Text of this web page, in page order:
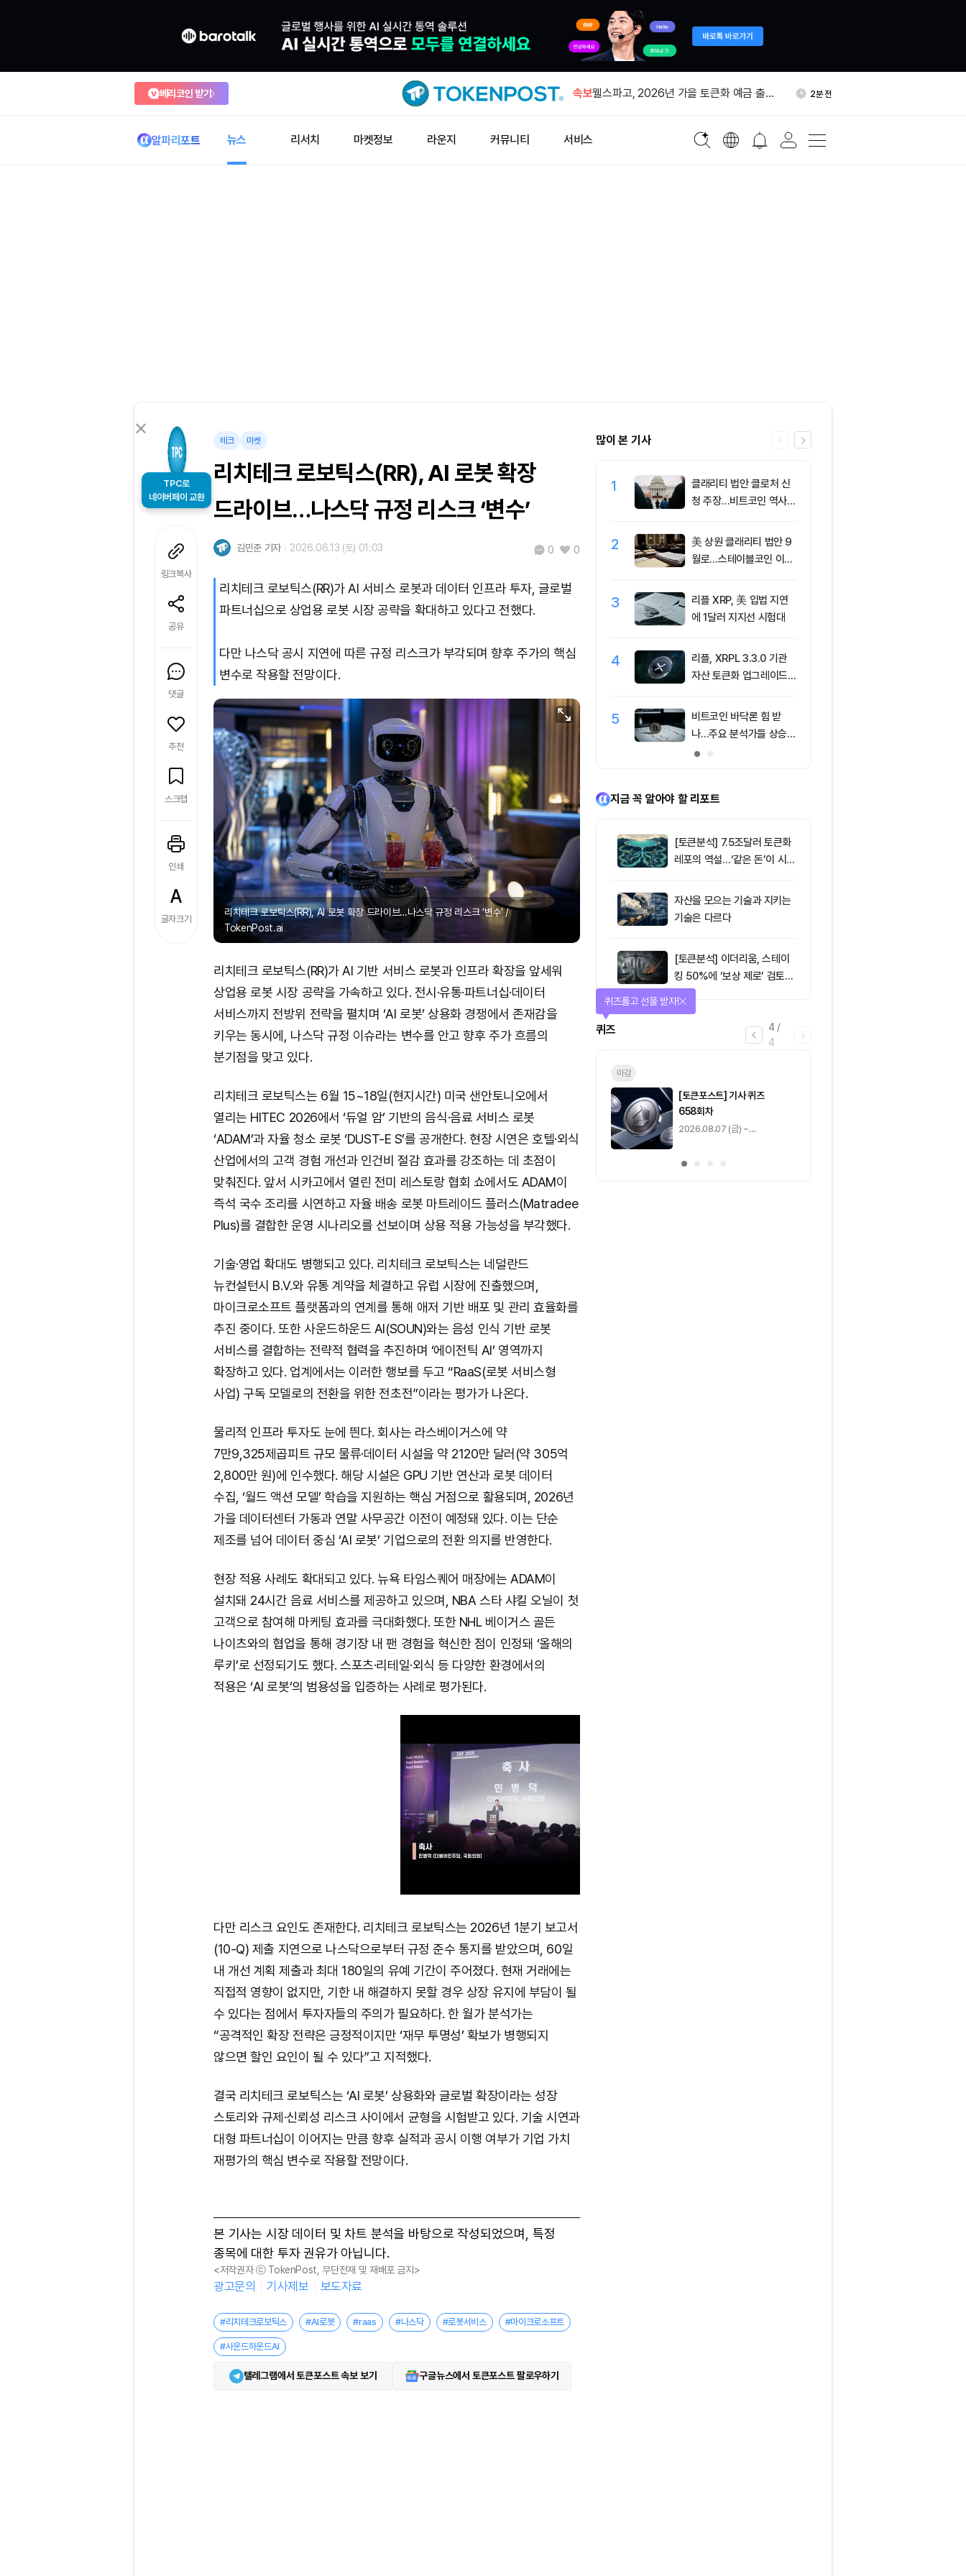
베리코인 받기 속보
하이퍼리퀴드 총 거래량 5조1100억달러
웰스파고, 2026년 가을 토큰화 예금 출시
2분 전
알파리포트 뉴스 리서치 마켓정보 라운지 커뮤니티 서비스
TPC로
네이버페이 교환
링크복사
공유
댓글
추천
스크랩
인쇄
글자크기
테크 마켓
리치테크 로보틱스(RR), AI 로봇 확장
드라이브…나스닥 규정 리스크 ‘변수’
김민준 기자 2026.06.13 (토) 01:03 0 0
리치테크 로보틱스(RR)가 AI 서비스 로봇과 데이터 인프라 투자, 글로벌
파트너십으로 상업용 로봇 시장 공략을 확대하고 있다고 전했다.
다만 나스닥 공시 지연에 따른 규정 리스크가 부각되며 향후 주가의 핵심
변수로 작용할 전망이다.
리치테크 로보틱스(RR), AI 로봇 확장 드라이브…나스닥 규정 리스크 ‘변수’ /
TokenPost.ai
리치테크 로보틱스(RR)가 AI 기반 서비스 로봇과 인프라 확장을 앞세워
상업용 로봇 시장 공략을 가속하고 있다. 전시·유통·파트너십·데이터
서비스까지 전방위 전략을 펼치며 ‘AI 로봇’ 상용화 경쟁에서 존재감을
키우는 동시에, 나스닥 규정 이슈라는 변수를 안고 향후 주가 흐름의
분기점을 맞고 있다.
리치테크 로보틱스는 6월 15~18일(현지시간) 미국 샌안토니오에서
열리는 HITEC 2026에서 ‘듀얼 암’ 기반의 음식·음료 서비스 로봇
‘ADAM’과 자율 청소 로봇 ‘DUST-E S’를 공개한다. 현장 시연은 호텔·외식
산업에서의 고객 경험 개선과 인건비 절감 효과를 강조하는 데 초점이
맞춰진다. 앞서 시카고에서 열린 전미 레스토랑 협회 쇼에서도 ADAM이
즉석 국수 조리를 시연하고 자율 배송 로봇 마트레이드 플러스(Matradee
Plus)를 결합한 운영 시나리오를 선보이며 상용 적용 가능성을 부각했다.
기술·영업 확대도 병행되고 있다. 리치테크 로보틱스는 네덜란드
뉴컨설턴시 B.V.와 유통 계약을 체결하고 유럽 시장에 진출했으며,
마이크로소프트 플랫폼과의 연계를 통해 애저 기반 배포 및 관리 효율화를
추진 중이다. 또한 사운드하운드 AI(SOUN)와는 음성 인식 기반 로봇
서비스를 결합하는 전략적 협력을 추진하며 ‘에이전틱 AI’ 영역까지
확장하고 있다. 업계에서는 이러한 행보를 두고 “RaaS(로봇 서비스형
사업) 구독 모델로의 전환을 위한 전초전”이라는 평가가 나온다.
물리적 인프라 투자도 눈에 띈다. 회사는 라스베이거스에 약
7만9,325제곱피트 규모 물류·데이터 시설을 약 2120만 달러(약 305억
2,800만 원)에 인수했다. 해당 시설은 GPU 기반 연산과 로봇 데이터
수집, ‘월드 액션 모델’ 학습을 지원하는 핵심 거점으로 활용되며, 2026년
가을 데이터센터 가동과 연말 사무공간 이전이 예정돼 있다. 이는 단순
제조를 넘어 데이터 중심 ‘AI 로봇’ 기업으로의 전환 의지를 반영한다.
현장 적용 사례도 확대되고 있다. 뉴욕 타임스퀘어 매장에는 ADAM이
설치돼 24시간 음료 서비스를 제공하고 있으며, NBA 스타 샤킬 오닐이 첫
고객으로 참여해 마케팅 효과를 극대화했다. 또한 NHL 베이거스 골든
나이츠와의 협업을 통해 경기장 내 팬 경험을 혁신한 점이 인정돼 ‘올해의
루키’로 선정되기도 했다. 스포츠·리테일·외식 등 다양한 환경에서의
적용은 ‘AI 로봇’의 범용성을 입증하는 사례로 평가된다.
M
u
t
다만 리스크 요인도 존재한다. 리치테크 로보틱스는 2026년 1분기 보고서
(10-Q) 제출 지연으로 나스닥으로부터 규정 준수 통지를 받았으며, 60일
내 개선 계획 제출과 최대 180일의 유예 기간이 주어졌다. 현재 거래에는
직접적 영향이 없지만, 기한 내 해결하지 못할 경우 상장 유지에 부담이 될
수 있다는 점에서 투자자들의 주의가 필요하다. 한 월가 분석가는
“공격적인 확장 전략은 긍정적이지만 ‘재무 투명성’ 확보가 병행되지
않으면 할인 요인이 될 수 있다”고 지적했다.
결국 리치테크 로보틱스는 ‘AI 로봇’ 상용화와 글로벌 확장이라는 성장
스토리와 규제·신뢰성 리스크 사이에서 균형을 시험받고 있다. 기술 시연과
대형 파트너십이 이어지는 만큼 향후 실적과 공시 이행 여부가 기업 가치
재평가의 핵심 변수로 작용할 전망이다.
본 기사는 시장 데이터 및 차트 분석을 바탕으로 작성되었으며, 특정
종목에 대한 투자 권유가 아닙니다.
<저작권자 ⓒ TokenPost, 무단전재 및 재배포 금지>
광고문의 기사제보 보도자료
#리치테크로보틱스 #AI로봇 #raas #나스닥 #로봇서비스 #마이크로소프트
#사운드하운드AI
텔레그램에서 토큰포스트 속보 보기 구글뉴스에서 토큰포스트 팔로우하기
많이 본 기사
1
클래리티 법안 클로처 신
청 주장…비트코인 역사가
2
美 상원 클래리티 법안 9
월로…스테이블코인 이자
3
리플 XRP, 美 입법 지연
에 1달러 지지선 시험대
4
리플, XRPL 3.3.0 기관
자산 토큰화 업그레이드
러 지지
5
비트코인 바닥론 힘 받
나…주요 분석가들 상승
신호 주목
지금 꼭 알아야 할 리포트
[토큰분석] 7.5조달러 토큰화
레포의 역설…‘같은 돈’이 시장
자산을 모으는 기술과 지키는
기술은 다르다
[토큰분석] 이더리움, 스테이
킹 50%에 ‘보상 제로’ 검토…
통화정책 개편인가 탈중앙화
역행인가
4 /
4
퀴즈
퀴즈풀고 선물 받자!
마감
[토큰포스트] 기사 퀴즈
658회차
2026.08.07 (금) ~